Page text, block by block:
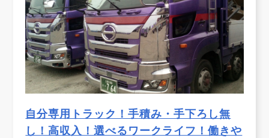
自分専用トラック！手積み・手下ろし無
し！高収入！選べるワークライフ！働きや